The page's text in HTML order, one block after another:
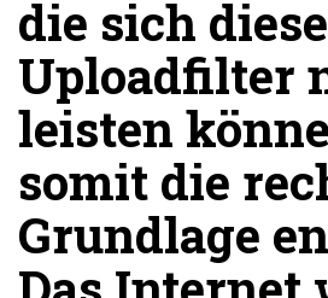
die sich
Uploadfilter
leisten
somit die
Grundlage